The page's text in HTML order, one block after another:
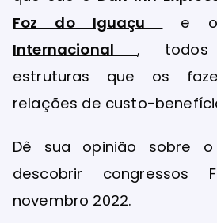
Foz do Iguaçu
e
Internacional, todos
estruturas que os
relações de custo-
Dê sua opinião sobre
descobrir congressos
novembro 2022.